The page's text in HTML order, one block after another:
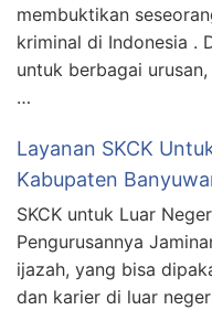
membuktikan
kriminal di Indonesia .
untuk berbagai
…
Layanan SKCK
Kabupaten
SKCK untuk Luar
Pengurusannya
ijazah, yang bisa
dan karier di luar